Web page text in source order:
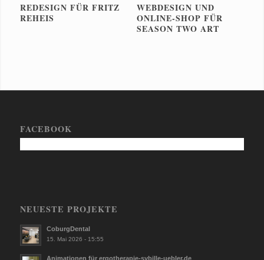
REDESIGN FÜR FRITZ
REHEIS
WEBDESIGN UND
ONLINE-SHOP FÜR
SEASON TWO ART
FACEBOOK
NEUESTE PROJEKTE
CoburgDental
15. Mai 2026 - 15:55
Animationen für ergotherapie-sybille-uebler.de